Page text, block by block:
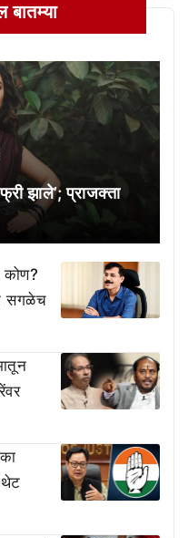
झाले’; प्राजक्ता
कोण?
सगळेच
थेट